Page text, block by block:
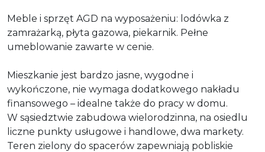
Meble i sprzęt AGD na wyposażeniu: lodówka z
zamrażarką, płyta gazowa, piekarnik. Pełne
umeblowanie zawarte w cenie.
Mieszkanie jest bardzo jasne, wygodne i
wykończone, nie wymaga dodatkowego nakładu
finansowego – idealne także do pracy w domu.
W sąsiedztwie zabudowa wielorodzinna, na osiedlu
liczne punkty usługowe i handlowe, dwa markety.
Teren zielony do spacerów zapewniają pobliskie